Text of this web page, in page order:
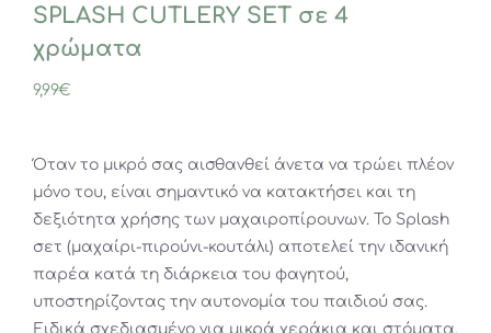
SPLASH CUTLERY SET σε 4
χρώματα
9,99€
Όταν το μικρό σας αισθανθεί άνετα να τρώει πλέον
μόνο του, είναι σημαντικό να κατακτήσει και τη
δεξιότητα χρήσης των μαχαιροπίρουνων. Το Splash
σετ (μαχαίρι-πιρούνι-κουτάλι) αποτελεί την ιδανική
παρέα κατά τη διάρκεια του φαγητού,
υποστηρίζοντας την αυτονομία του παιδιού σας.
Ειδικά σχεδιασμένο για μικρά χεράκια και στόματα,